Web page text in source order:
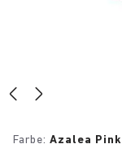
Farbe: Azalea Pink